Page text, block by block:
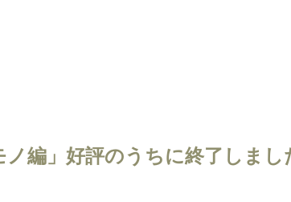
ノ編」好評のうちに終了しまし